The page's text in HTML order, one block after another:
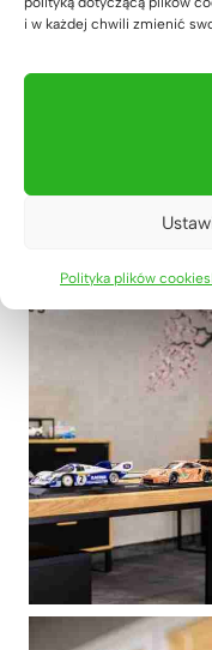
i w każdej chwili zmienić
Polityka plików cookies